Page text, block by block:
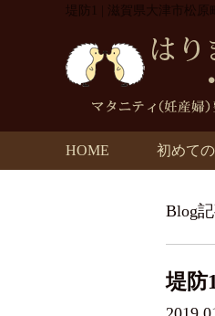
堤防1 | 滋賀県大津市松
HOME 初めて
Blog
堤防1